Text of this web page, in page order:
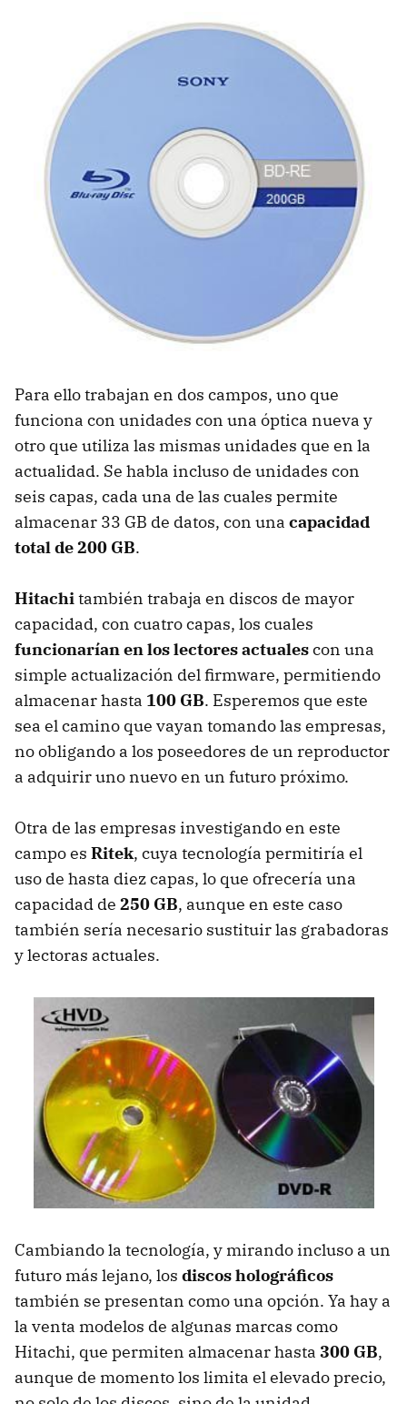
Para ello trabajan en dos campos, uno que
funciona con unidades con una óptica nueva y
otro que utiliza las mismas unidades que en la
actualidad. Se habla incluso de unidades con
seis capas, cada una de las cuales permite
almacenar 33 GB de datos, con una capacidad
total de 200 GB.
Hitachitambién trabaja en discos de mayor
capacidad, con cuatro capas, los cuales
funcionarían en los lectores actualescon una
simple actualización del firmware, permitiendo
almacenar hasta 100 GB. Esperemos que este
sea el camino que vayan tomando las empresas,
no obligando a los poseedores de un reproductor
a adquirir uno nuevo en un futuro próximo.
Otra de las empresas investigando en este
campo es Ritek, cuya tecnología permitiría el
uso de hasta diez capas, lo que ofrecería una
capacidad de 250 GB, aunque en este caso
también sería necesario sustituir las grabadoras
y lectoras actuales.
Cambiando la tecnología, y mirando incluso a un
futuro más lejano, los discos holográficos
también se presentan como una opción. Ya hay a
la venta modelos de algunas marcas como
Hitachi, que permiten almacenar hasta 300 GB,
aunque de momento los limita el elevado precio,